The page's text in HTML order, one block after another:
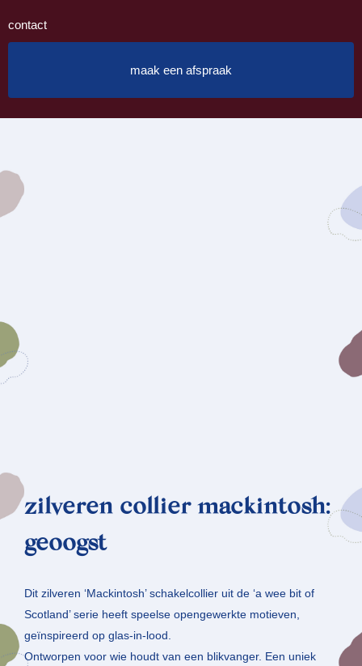
contact
maak een afspraak
zilveren collier mackintosh:
geoogst
Dit zilveren ‘Mackintosh’ schakelcollier uit de ‘a wee bit of
Scotland’ serie heeft speelse opengewerkte motieven,
geïnspireerd op glas-in-lood.
Ontworpen voor wie houdt van een blikvanger. Een uniek